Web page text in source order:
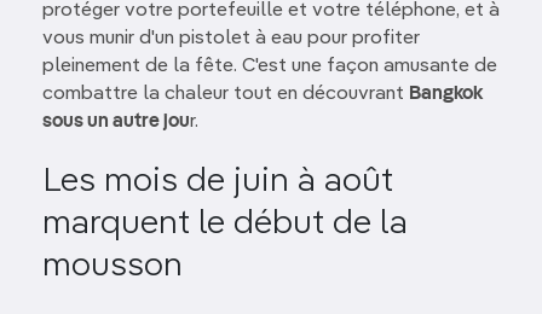
protéger votre portefeuille et votre téléphone, et à
vous munir d'un pistolet à eau pour profiter
pleinement de la fête. C'est une façon amusante de
combattre la chaleur tout en découvrant Bangkok
sous un autre jour.
Les mois de juin à août
marquent le début de la
mousson